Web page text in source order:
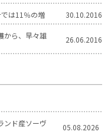
ンド産ソーヴ
05.08.2026
は11％の増 30.10.2016
から、早々雄
26.06.2016